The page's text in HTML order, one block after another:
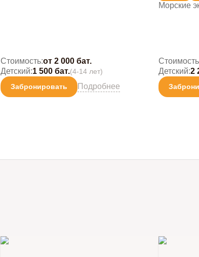
Стоимость:от 2 000 бат.
Детский:1 500 бат.(4-14 лет)
Забронировать
Подробнее
Морские
Детский:2